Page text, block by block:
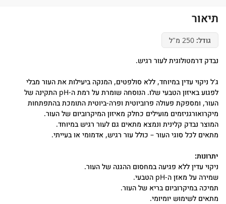
תיאור
גודל:
נבדק דרמטולוגית לעור רגיש.
ג'ל ניקוי עדין במיוחד, ללא סולפטים, המנקה ביעילות את העור מבלי
לפגוע באיזון הטבעי שלו. הנוסחה שומרת על רמת ה-pH התקינה של
העור, ומספקת פעולה פרוביוטית ופרה-ביוטית התומכת בהתפתחות
מיקרואורגניזמים מועילים כחלק מאיזון המיקרוביום של העור.
המוצר נבדק קלינית ונמצא מתאים גם לעור רגיש במיוחד.
מתאים לכל סוגי העור – כולל עור רגיש, אדמומי או בעייתי.
יתרונות:
ניקוי עדין ללא פגיעה במחסום ההגנה של העור.
שמירה על מאזן ה-pH הטבעי.
תמיכה במיקרוביום בריא של העור.
מתאים לשימוש יומיומי.